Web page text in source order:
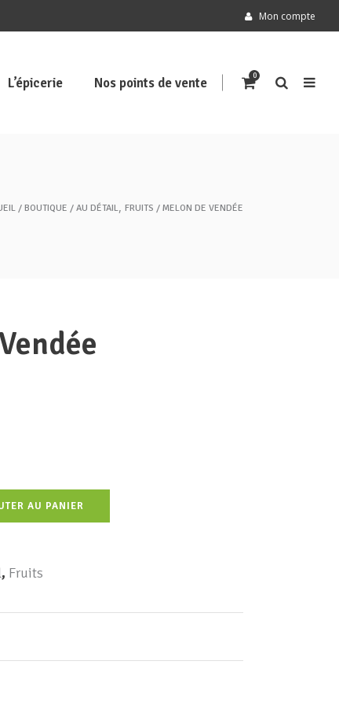
Mon compte
L’épicerie Nos points de vente 0
BOUTIQUE AU DÉTAIL, FRUITS MELON DE VENDÉE
AU PANIER
, Fruits